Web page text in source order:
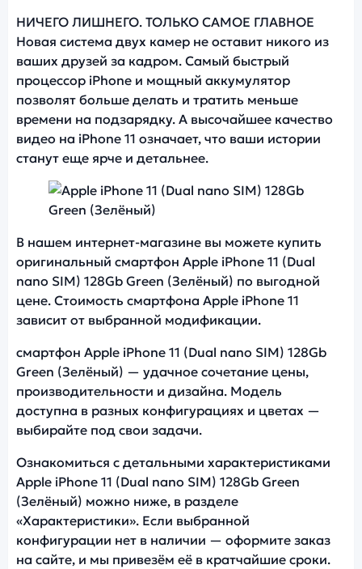
НИЧЕГО ЛИШНЕГО. ТОЛЬКО САМОЕ ГЛАВНОЕ
Новая система двух камер не оставит никого из
ваших друзей за кадром. Самый быстрый
процессор iPhone и мощный аккумулятор
позволят больше делать и тратить меньше
времени на подзарядку. А высочайшее качество
видео на iPhone 11 означает, что ваши истории
станут еще ярче и детальнее.
В нашем интернет-магазине вы можете купить
оригинальный смартфон Apple iPhone 11 (Dual
nano SIM) 128Gb Green (Зелёный) по выгодной
цене. Стоимость смартфона Apple iPhone 11
зависит от выбранной модификации.
смартфон Apple iPhone 11 (Dual nano SIM) 128Gb
Green (Зелёный) — удачное сочетание цены,
производительности и дизайна. Модель
доступна в разных конфигурациях и цветах —
выбирайте под свои задачи.
Ознакомиться с детальными характеристиками
Apple iPhone 11 (Dual nano SIM) 128Gb Green
(Зелёный) можно ниже, в разделе
«Характеристики». Если выбранной
конфигурации нет в наличии — оформите заказ
на сайте, и мы привезём её в кратчайшие сроки.